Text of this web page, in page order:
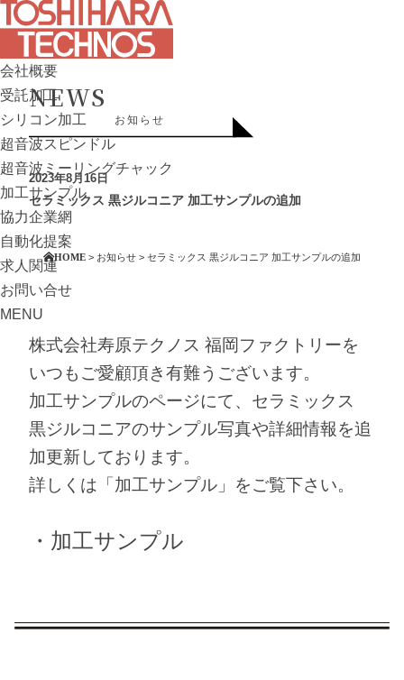
会社概要
受託加工
シリコン加工
超音波スピンドル
超音波ミーリングチャック
加工サンプル
協力企業網
自動化提案
求人関連
お問い合せ
MENU
NEWS
お知らせ
2023年8月16日
セラミックス 黒ジルコニア 加工サンプルの追加
HOME > お知らせ > セラミックス 黒ジルコニア 加工サンプルの追加
株式会社寿原テクノス 福岡ファクトリーを
いつもご愛顧頂き有難うございます。
加工サンプルのページにて、セラミックス
黒ジルコニアのサンプル写真や詳細情報を追
加更新しております。
詳しくは「加工サンプル」をご覧下さい。
・加工サンプル